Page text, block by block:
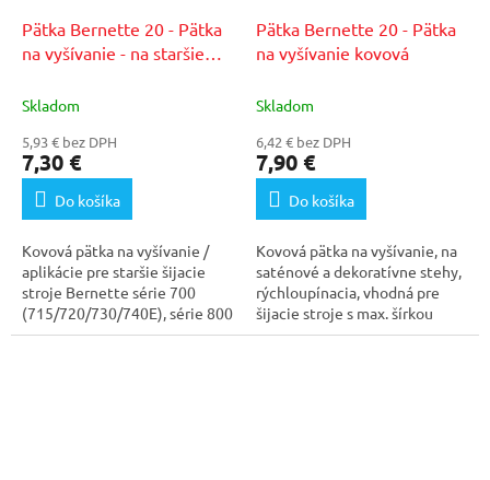
Pätka Bernette 20 - Pätka
na vyšívanie - na staršie
Skladom
5,93 € bez DPH
7,30 €
Do košíka
Kovová pätka na vyšívanie /
aplikácie pre staršie šijacie
stroje Bernette série 700
(715/720/730/740E), série 800
(812/815e) a...
Pätka Bernette 20 - Pätka
na vyšívanie kovová
Skladom
6,42 € bez DPH
7,90 €
Do košíka
Kovová pätka na vyšívanie, na
saténové a dekoratívne stehy,
rýchloupínacia, vhodná pre
šijacie stroje s max. šírkou
stehu 5mm.